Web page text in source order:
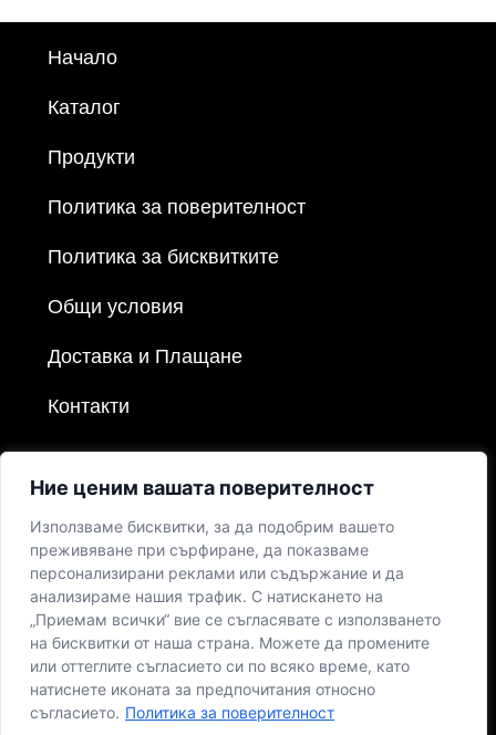
Ние ценим вашата поверителност
Използваме бисквитки, за да подобрим вашето
преживяване при сърфиране, да показваме
персонализирани реклами или съдържание и да
анализираме нашия трафик. С натискането на
„Приемам всички“ вие се съгласявате с използването
на бисквитки от наша страна. Можете да промените
или оттеглите съгласието си по всяко време, като
натиснете иконата за предпочитания относно
съгласието. Политика за поверителност
Начало
Каталог
Продукти
Политика за поверителност
Политика за бисквитките
Общи условия
Доставка и Плащане
Контакти